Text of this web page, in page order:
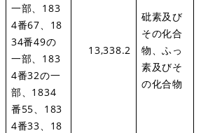
一部、183
4番67、18
34番49の
一部、183
4番32の一
部、1834
番55、183
4番33、18
13,338.2
砒素及び
その化合
物、ふっ
素及びそ
の化合物